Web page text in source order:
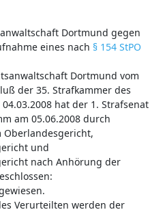
Dortmund gegen
eines nach § 154 StPO
Dortmund vom
der 35. Strafkammer des
hat der 1. Strafsenat
am 05.06.2008 durch
Oberlandesgericht,
und
nach Anhörung der
Verurteilten werden der